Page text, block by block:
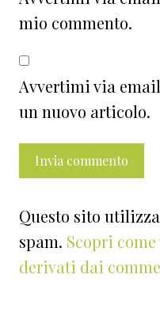
mio commento.
Avvertimi via
un nuovo articolo.
Questo sito
spam. Scopri
derivati dai